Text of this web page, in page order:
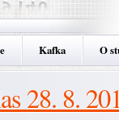
Kafka O
28. 8.